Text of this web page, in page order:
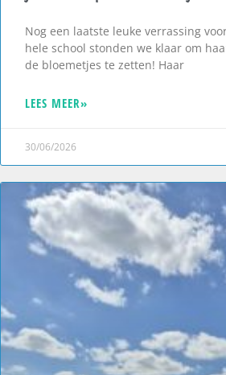
Nog een laatste leuke verrassing
hele school stonden we klaar om
de bloemetjes te zetten! Haar
LEES MEER»
30/06/2026